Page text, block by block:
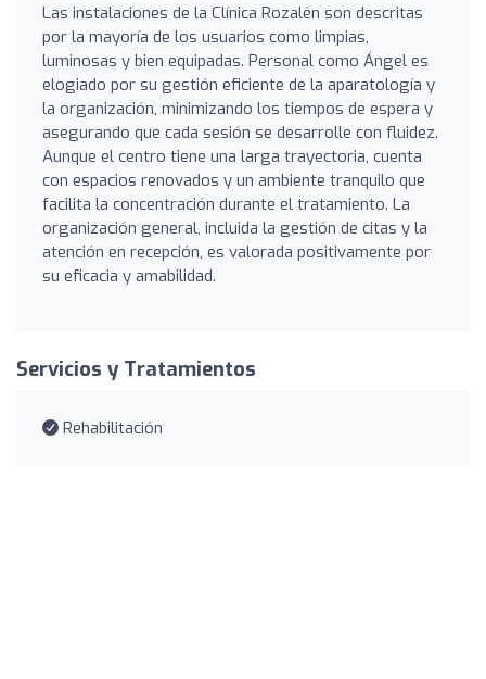
Las instalaciones de la Clínica Rozalén son descritas
por la mayoría de los usuarios como limpias,
luminosas y bien equipadas. Personal como Ángel es
elogiado por su gestión eficiente de la aparatología y
la organización, minimizando los tiempos de espera y
asegurando que cada sesión se desarrolle con fluidez.
Aunque el centro tiene una larga trayectoria, cuenta
con espacios renovados y un ambiente tranquilo que
facilita la concentración durante el tratamiento. La
organización general, incluida la gestión de citas y la
atención en recepción, es valorada positivamente por
su eficacia y amabilidad.
Servicios y Tratamientos
Rehabilitación